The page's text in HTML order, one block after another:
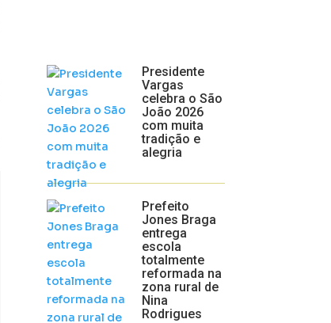
Presidente
Vargas
celebra o São
João 2026
com muita
tradição e
alegria
Prefeito
Jones Braga
entrega
escola
totalmente
reformada na
zona rural de
Nina
Rodrigues